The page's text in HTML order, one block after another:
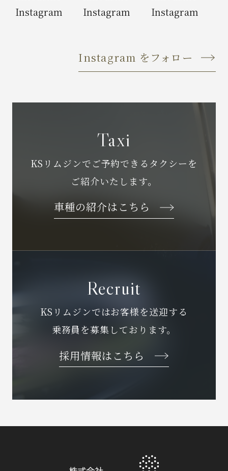
Instagram をフォロー
Taxi
KSリムジンでご予約できるタクシーを
ご紹介いたします。
車種の紹介はこちら
Recruit
KSリムジンではお客様を送迎する
乗務員を募集しております。
採用情報はこちら